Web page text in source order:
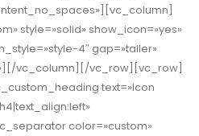
style=»solid» show_icon=»yes»
4″ gap=»taller»
vc_column][/vc_row][vc_row]
text=»Icon
color=»custom»